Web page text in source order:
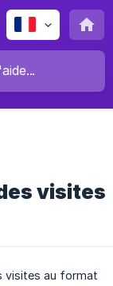
visites
visites au format